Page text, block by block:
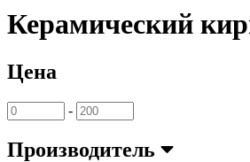
Керамический
Цена
-
Производитель